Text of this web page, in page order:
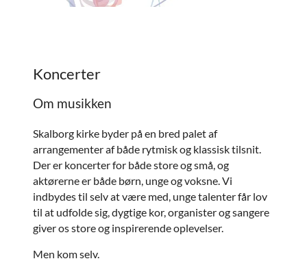
Koncerter
Om musikken
Skalborg kirke byder på en bred palet af
arrangementer af både rytmisk og klassisk tilsnit.
Der er koncerter for både store og små, og
aktørerne er både børn, unge og voksne. Vi
indbydes til selv at være med, unge talenter får lov
til at udfolde sig, dygtige kor, organister og sangere
giver os store og inspirerende oplevelser.
Men kom selv.